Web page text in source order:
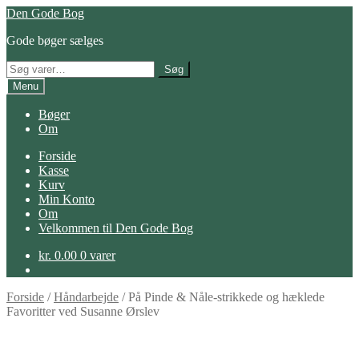
Spring
navigation
Spring
indhold
Den Gode Bog
Gode bøger sælges
Søg
efter:
Søg
Menu
Bøger
Om
Forside
Kasse
Kurv
Min Konto
Om
Velkommen til Den Gode Bog
kr. 0.00 0 varer
Forside /Håndarbejde /På Pinde & Nåle-strikkede og hæklede
Favoritter ved Susanne Ørslev